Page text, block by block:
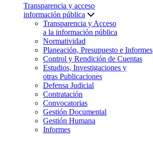
Transparencia y acceso
información pública
Transparencia y Acceso
a la información pública
Normatividad
Planeación, Presupuesto e Informes
Control y Rendición de Cuentas
Estudios, Investigaciones y
otras Publicaciones
Defensa Judicial
Contratación
Convocatorias
Gestión Documental
Gestión Humana
Informes